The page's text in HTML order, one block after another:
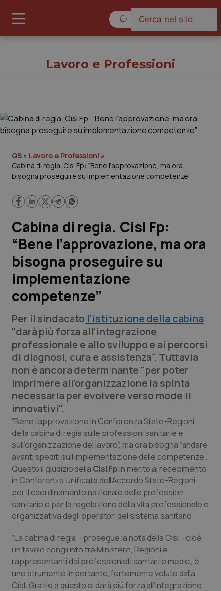
Governo e Parlamento
Regioni e Asl
Lavoro e Professioni
Scienza e Farmaci
Studi e Analisi
Lettere al direttore
Edizioni Regionali
QS Pro
Professionisti Sanitari.AI
Abruzzo
Basilicata
Calabria
Campania
Emilia-Romagna
Lazio
Liguria
QS Pro Gold
Artrite & artrosi
Asma & BPCO
Car-T
Colesterolo & coronaropatie
Diabete & glucometri
Disturbi dell’umore
QS Club Newsletter
Lavoro e Professioni
QS » Lavoro e Professioni »
Cabina di regia. Cisl Fp: “Bene l’approvazione, ma ora
bisogna proseguire su implementazione competenze”
Cabina di regia. Cisl Fp:
“Bene l’approvazione, ma ora
bisogna proseguire su
implementazione
competenze”
Per il sindacato l'istituzione della cabina
"darà più forza all'integrazione
professionale e allo sviluppo e ai percorsi
di diagnosi, cura e assistenza". Tuttavia
non è ancora determinante "per poter
imprimere all’organizzazione la spinta
necessaria per evolvere verso modelli
innovativi".
“Bene l’approvazione in Conferenza Stato-Regioni
della cabina di regia sulle professioni sanitarie e
sull’organizzazione del lavoro”, ma ora bisogna “andare
avanti spediti sull’implementazione delle competenze”.
Questo il giudizio della Cisl Fp in merito al recepimento
in Conferenza Unificata dell’Accordo Stato-Regioni
per il coordinamento nazionale delle professioni
sanitarie e per la regolazione della vita professionale e
organizzativa degli operatori del sistema sanitario.
“La cabina di regia – prosegue la nota della Cisl – cioè
un tavolo congiunto tra Ministero, Regioni e
rappresentanti dei professionisti sanitari e medici, è
uno strumento importante, fortemente voluto dalla
Cisl. Grazie a questo si darà più forza all’integrazione